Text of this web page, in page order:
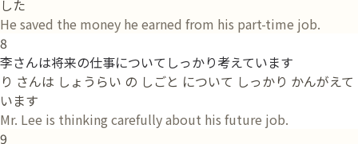
した
He saved the money he earned from his part-time job.
8
李さんは将来の仕事についてしっかり考えています
り さんは しょうらい の しごと について しっかり かんがえて
います
Mr. Lee is thinking carefully about his future job.
9